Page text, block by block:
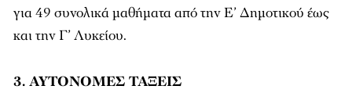
για 49 συνολικά μαθήματα από την Ε’ Δημοτικού έως
και την Γ’ Λυκείου.
3. ΑΥΤΟΝΟΜΕΣ ΤΑΞΕΙΣ